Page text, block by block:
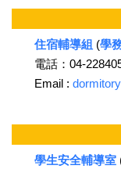
住宿輔導組 (學
電話：04-
Email :
學生安全輔導室